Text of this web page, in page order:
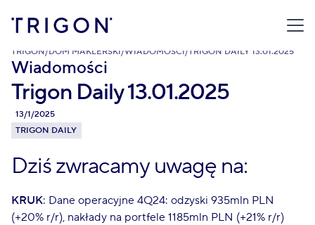
TRIGON/DOM MAKLERSKI/WIADOMOŚCI/ TRIGON DAILY 13.01.2025
Wiadomości
Trigon Daily 13.01.2025
13/1/2025
TRIGON DAILY
Dziś zwracamy uwagę na:
KRUK: Dane operacyjne 4Q24: odzyski 935mln PLN
(+20% r/r), nakłady na portfele 1185mln PLN (+21% r/r)